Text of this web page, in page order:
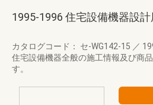
1995-1996 住宅設備機器設
カタログコード： セ-WG142-15 ／
住宅設備機器全般の施工情報及び商
す。